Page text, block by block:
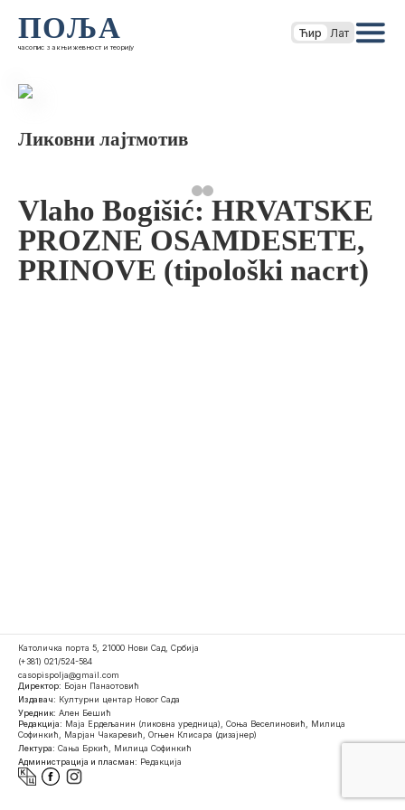
ПОЉА
часопис за књижевност и теорију
Ћир Лат
Ликовни лајтмотив
Vlaho Bogišić: HRVATSKE
PROZNE OSAMDESETE,
PRINOVE (tipološki nacrt)
Католичка порта 5, 21000 Нови Сад, Србија
(+381) 021/524-584
casopispolja@gmail.com
Директор: Бојан Панаотовић
Издавач: Културни центар Новог Сада
Уредник: Ален Бешић
Редакција: Маја Ердељанин (ликовна уредница), Соња Веселиновић, Милица
Софинкић, Марјан Чакаревић, Огњен Клисара (дизајнер)
Лектура: Сања Бркић, Милица Софинкић
Администрација и пласман: Редакција